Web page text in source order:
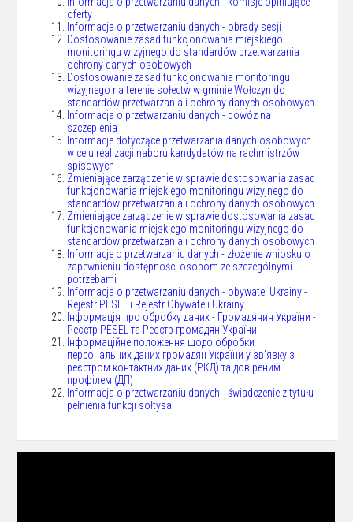
oferty
Informacja o przetwarzaniu danych - obrady sesji
Dostosowanie zasad funkcjonowania miejskiego
monitoringu wizyjnego do standardów przetwarzania i
ochrony danych osobowych
Dostosowanie zasad funkcjonowania monitoringu
wizyjnego na terenie sołectw w gminie Wołczyn do
standardów przetwarzania i ochrony danych osobowych
Informacja o przetwarzaniu danych - dowóz na
szczepienia
Informacje dotyczące przetwarzania danych osobowych
w celu realizacji naboru kandydatów na rachmistrzów
spisowych
Zmieniające zarządzenie w sprawie dostosowania zasad
funkcjonowania miejskiego monitoringu wizyjnego do
standardów przetwarzania i ochrony danych osobowych
Zmieniające zarządzenie w sprawie dostosowania zasad
funkcjonowania miejskiego monitoringu wizyjnego do
standardów przetwarzania i ochrony danych osobowych
Informacje o przetwarzaniu danych - złożenie wniosku o
zapewnieniu dostępności osobom ze szczególnymi
potrzebami
Informacja o przetwarzaniu danych - obywatel Ukrainy -
Rejestr PESEL i Rejestr Obywateli Ukrainy
Інформація про обробку даних - Громадянин України -
Реєстр PESEL та Реєстр громадян України
Інформаційне положення щодо обробки
персональних даних громадян України у зв’язку з
реєстром контактних даних (РКД) та довіреним
профілем (ДП)
Informacja o przetwarzaniu danych - świadczenie z tytułu
pełnienia funkcji sołtysa.